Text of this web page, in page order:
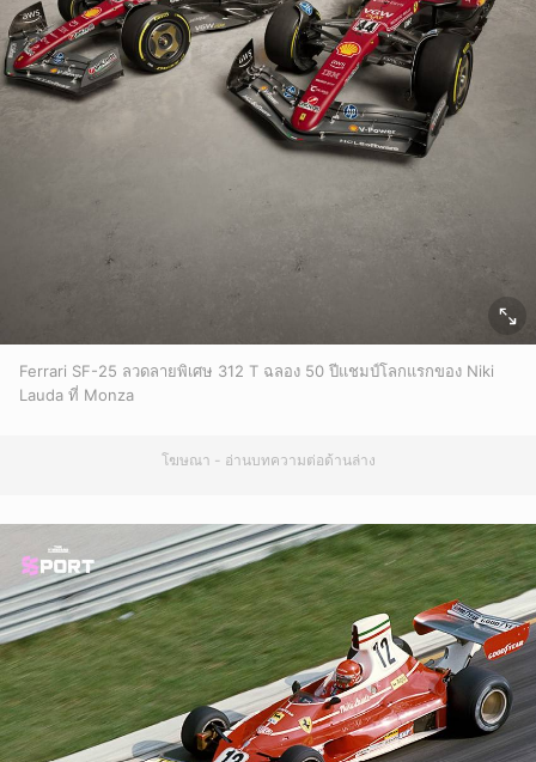
Ferrari SF-25 ลวดลายพิเศษ 312 T ฉลอง 50 ปีแชมป์โลกแรกของ Niki
Lauda ที่ Monza
โฆษณา - อ่านบทความต่อด้านล่าง